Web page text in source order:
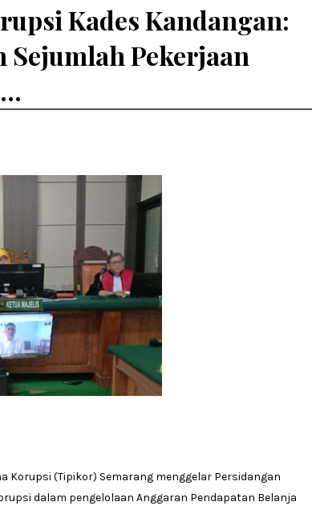
Kades Kandangan:
Sejumlah Pekerjaan
Korupsi (Tipikor) Semarang menggelar Persidangan
dalam pengelolaan Anggaran Pendapatan Belanja